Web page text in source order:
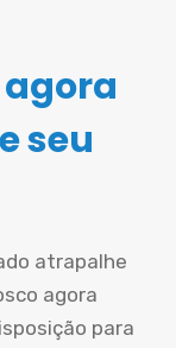
seu
atrapalhe
agora
para